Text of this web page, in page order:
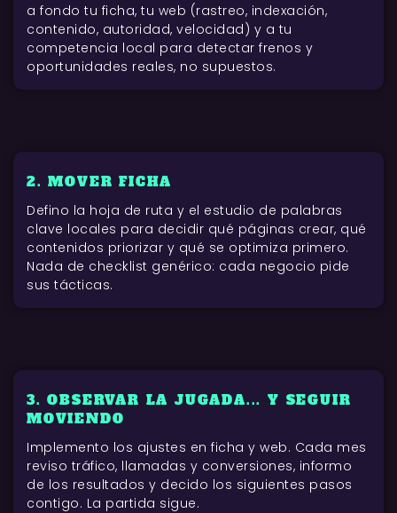
a fondo tu ficha, tu web (rastreo, indexación,
contenido, autoridad, velocidad) y a tu
competencia local para detectar frenos y
oportunidades reales, no supuestos.
2. MOVER FICHA
Defino la hoja de ruta y el estudio de palabras
clave locales para decidir qué páginas crear, qué
contenidos priorizar y qué se optimiza primero.
Nada de checklist genérico: cada negocio pide
sus tácticas.
3. OBSERVAR LA JUGADA... Y SEGUIR
MOVIENDO
Implemento los ajustes en ficha y web. Cada mes
reviso tráfico, llamadas y conversiones, informo
de los resultados y decido los siguientes pasos
contigo. La partida sigue.